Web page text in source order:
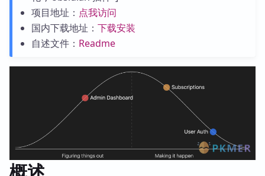
项目地址： 点我访问
国内下载地址： 下载安装
自述文件： Readme